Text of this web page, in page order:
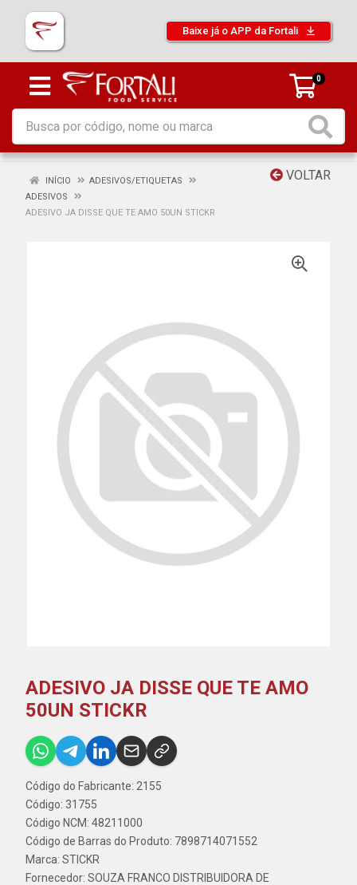
Baixe já o APP da Fortali
0
VOLTAR
INÍCIO
ADESIVOS/ETIQUETAS
ADESIVOS
ADESIVO JA DISSE QUE TE AMO 50UN STICKR
ADESIVO JA DISSE QUE TE AMO
50UN STICKR
Código do Fabricante: 2155
Código: 31755
Código NCM: 48211000
Código de Barras do Produto: 7898714071552
Marca: STICKR
Fornecedor: SOUZA FRANCO DISTRIBUIDORA DE